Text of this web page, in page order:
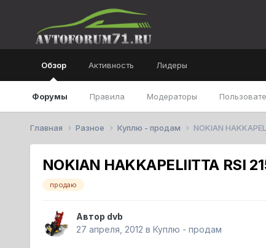
Обзор
Форумы Правила Модераторы
Активность Лидеры
Главная Разное Куплю - продам NOKIAN
NOKIAN HAKKAPELIITTA RSI
продаю
Автор dvb
27 апреля, 2012 в Куплю - продам